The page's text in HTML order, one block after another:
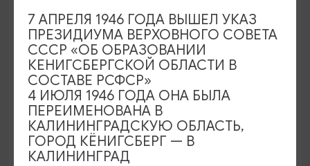
Семейный клуб выходного дня в
Морском выставочном центре
19.07.2026 - 30.08.2026, СБ 12:00, 13:00
Светлогорск, Морской выставочный центр г.
Светлогорск
7 АПРЕЛЯ 1946 ГОДА ВЫШЕЛ УКАЗ
ПРЕЗИДИУМА ВЕРХОВНОГО СОВЕТА
СССР «ОБ ОБРАЗОВАНИИ
КЕНИГСБЕРГСКОЙ ОБЛАСТИ В
СОСТАВЕ РСФСР»
4 ИЮЛЯ 1946 ГОДА ОНА БЫЛА
ПЕРЕИМЕНОВАНА В
КАЛИНИНГРАДСКУЮ ОБЛАСТЬ,
ГОРОД КЁНИГСБЕРГ — В
КАЛИНИНГРАД